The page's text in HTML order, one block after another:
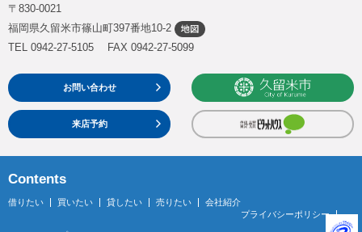
〒830-0021
福岡県久留米市篠山町397番地10-2
TEL 0942-27-5105 FAX 0942-27-5099
お問い合わせ
来店予約
Contents
借りたい 買いたい 貸したい 売りたい
会社紹介
プライバシーポリシー